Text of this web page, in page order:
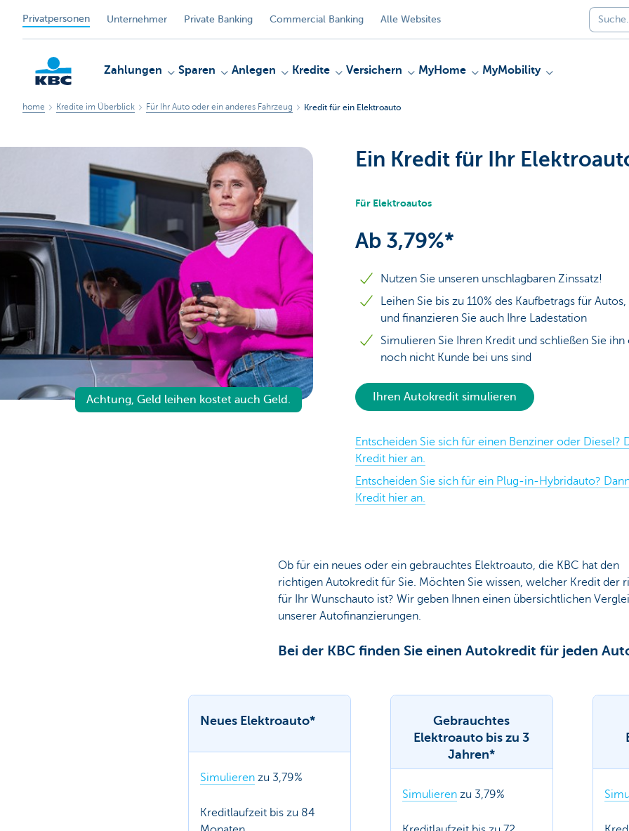
Privatpersonen Unternehmer Private Banking Commercial Banking Alle Websites
KBC
Particulieren
Zahlungen Sparen Anlegen Kredite Versichern MyHome MyMobility
home Kredite im Überblick Für Ihr Auto oder ein anderes Fahrzeug Kredit für ein Elektroauto
Achtung, Geld leihen kostet auch Geld.
Ein Kredit für Ihr
Für Elektroautos
Ab 3,79%*
Nutzen Sie unseren unschlagbaren Zinssatz!
Leihen Sie bis zu 110% des Kaufbetrags für
und finanzieren Sie auch Ihre Ladestation
Simulieren Sie Ihren Kredit und schließen Sie
noch nicht Kunde bei uns sind
Ihren Autokredit simulieren
Entscheiden Sie sich für einen Benziner oder Diesel?
Kredit hier an.
Entscheiden Sie sich für ein Plug-in-Hybridauto?
Kredit hier an.
Ob für ein neues oder ein gebrauchtes Elektroauto, die KBC hat den
richtigen Autokredit für Sie. Möchten Sie wissen, welcher Kredit der
für Ihr Wunschauto ist? Wir geben Ihnen einen übersichtlichen
unserer Autofinanzierungen.
Bei der KBC finden Sie einen Autokredit für jeden
Neues Elektroauto*
Simulieren zu 3,79%
Kreditlaufzeit bis zu 84
Gebrauchtes
Elektroauto bis zu 3
Jahren*
Simulierenzu 3,79%